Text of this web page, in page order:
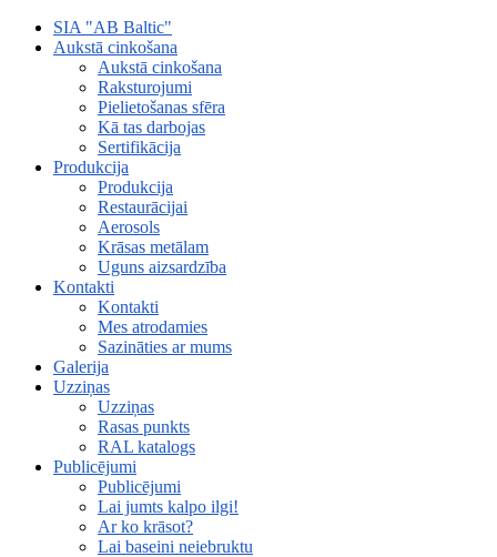
SIA "AB Baltic"
Aukstā cinkošana
Aukstā cinkošana
Raksturojumi
Pielietošanas sfēra
Kā tas darbojas
Sertifikācija
Produkcija
Produkcija
Restaurācijai
Aerosols
Krāsas metālam
Uguns aizsardzība
Kontakti
Kontakti
Mes atrodamies
Sazināties ar mums
Galerija
Uzziņas
Uzziņas
Rasas punkts
RAL katalogs
Publicējumi
Publicējumi
Lai jumts kalpo ilgi!
Ar ko krāsot?
Lai baseini neiebruktu